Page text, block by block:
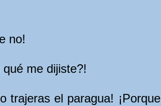
no!
qué me dijiste?!
trajeras el paragua! ¡Porque